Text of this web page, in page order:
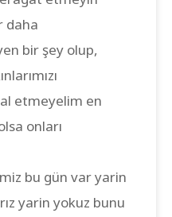
daha
bir şey olup,
etmeyelim en
onları
bu gün var yarin
yarin yokuz bunu